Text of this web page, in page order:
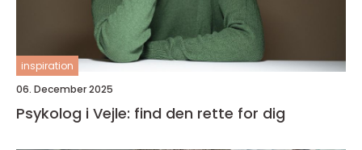
inspiration
06. December 2025
Psykolog i Vejle: find den rette for dig